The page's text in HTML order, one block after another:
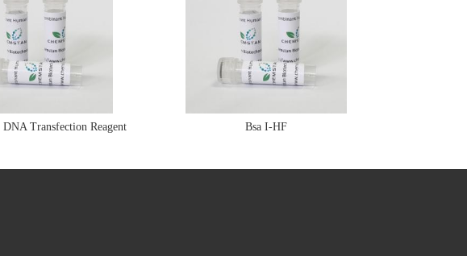
Transfection Reagent Bsa I-HF